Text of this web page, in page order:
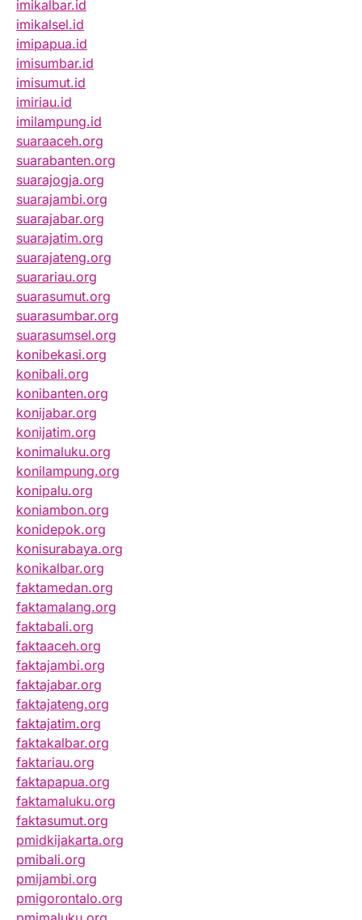
imikalbar.id
imikalsel.id
imipapua.id
imisumbar.id
imisumut.id
imiriau.id
imilampung.id
suaraaceh.org
suarabanten.org
suarajogja.org
suarajambi.org
suarajabar.org
suarajatim.org
suarajateng.org
suarariau.org
suarasumut.org
suarasumbar.org
suarasumsel.org
konibekasi.org
konibali.org
konibanten.org
konijabar.org
konijatim.org
konimaluku.org
konilampung.org
konipalu.org
koniambon.org
konidepok.org
konisurabaya.org
konikalbar.org
faktamedan.org
faktamalang.org
faktabali.org
faktaaceh.org
faktajambi.org
faktajabar.org
faktajateng.org
faktajatim.org
faktakalbar.org
faktariau.org
faktapapua.org
faktamaluku.org
faktasumut.org
pmidkijakarta.org
pmibali.org
pmijambi.org
pmigorontalo.org